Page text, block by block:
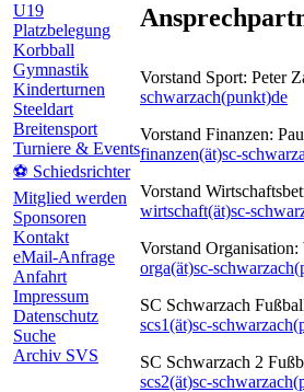
U19
Platzbelegung
Korbball
Gymnastik
Kinderturnen
Steeldart
Breitensport
Turniere & Events
⚽ Schiedsrichter
Mitglied werden
Sponsoren
Kontakt
eMail-Anfrage
Anfahrt
Impressum
Datenschutz
Suche
Archiv SVS
Vorstand Sport: Peter
schwarzach(punkt)de
Vorstand Finanzen:
finanzen(ät)sc-
Vorstand
wirtschaft(ät)sc-
Vorstand
orga(ät)sc-
SC Schwarzach
scs1(ät)sc-
SC Schwarzach 2
scs2(ät)sc-